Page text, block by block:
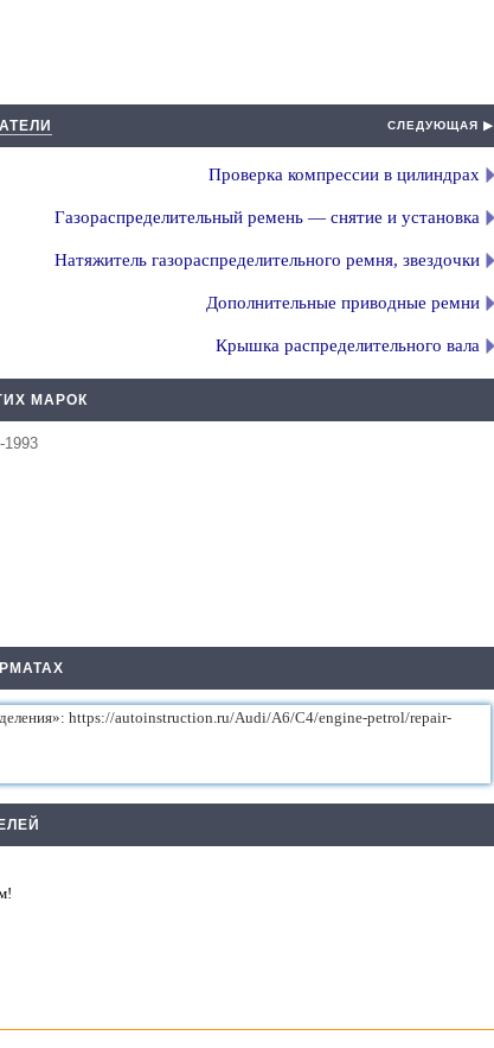
СЛЕДУЮЩАЯ ▶
Проверка компрессии в цилиндрах
Газораспределительный ремень — снятие и установка
Натяжитель газораспределительного ремня, звездочки
Дополнительные приводные ремни
Крышка распределительного вала
МАРОК
1993